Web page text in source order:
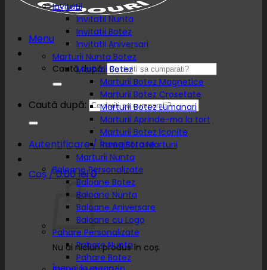
Menu
Caută după:
Caută după:
Autentificare / Înregistrare
Coș /0.00lei0
Nu ai niciun produs în coș.
Invitatii
Invitatii Nunta
Invitatii Botez
Invitatii Aniversari
Marturii Nunta Botez
Marturii Botez
Marturii Botez Magnetice
Marturii Botez Crosetate
Marturii Botez Lumanari
Marturii Aprinde-ma la tort
Marturii Botez Iconite
Rame Foto Marturii
Marturii Nunta
Baloane Personalizate
Baloane Botez
Baloane Nunta
Baloane Aniversare
Baloane cu Logo
Pahare Personalizate
Pahare Nunta
Pahare Botez